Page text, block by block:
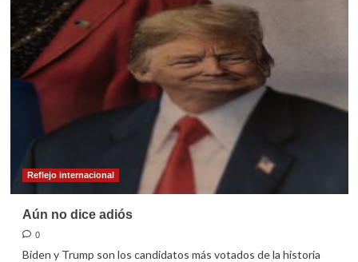
voces
femeninas
Reflejo internacional
Aún no dice adiós
0
Biden y Trump son los candidatos más votados de la historia